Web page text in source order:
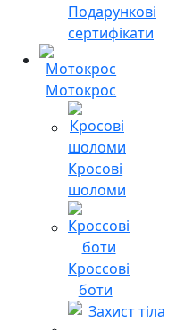
Подарункові
сертифікати
Мотокрос
Кросові
шоломи
Кроссові
боти